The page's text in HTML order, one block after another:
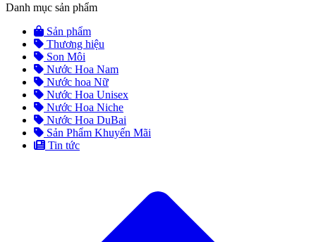
Danh mục sản phẩm
Sản phẩm
Thương hiệu
Son Môi
Nước Hoa Nam
Nước hoa Nữ
Nước Hoa Unisex
Nước Hoa Niche
Nước Hoa DuBai
Sản Phẩm Khuyến Mãi
Tin tức